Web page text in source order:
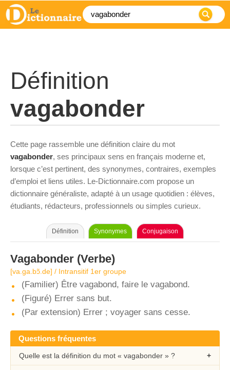
Définition
vagabonder
Cette page rassemble une définition claire du mot
vagabonder, ses principaux sens en français moderne et,
lorsque c’est pertinent, des synonymes, contraires, exemples
d’emploi et liens utiles. Le-Dictionnaire.com propose un
dictionnaire généraliste, adapté à un usage quotidien : élèves,
étudiants, rédacteurs, professionnels ou simples curieux.
Définition Synonymes Conjugaison
Vagabonder (Verbe)
[va.ga.bɔ̃.de] / Intransitif 1er groupe
(Familier) Être vagabond, faire le vagabond.
(Figuré) Errer sans but.
(Par extension) Errer ; voyager sans cesse.
Questions fréquentes
Quelle est la définition du mot « vagabonder » ?